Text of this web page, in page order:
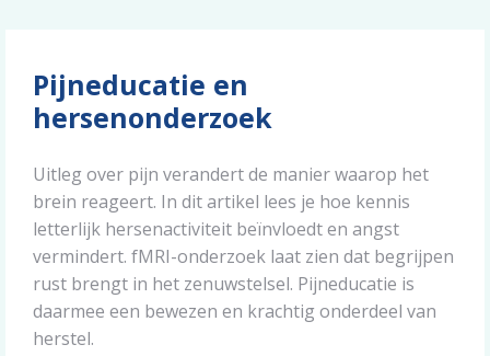
Pijneducatie en
hersenonderzoek
Uitleg over pijn verandert de manier waarop het
brein reageert. In dit artikel lees je hoe kennis
letterlijk hersenactiviteit beïnvloedt en angst
vermindert. fMRI-onderzoek laat zien dat begrijpen
rust brengt in het zenuwstelsel. Pijneducatie is
daarmee een bewezen en krachtig onderdeel van
herstel.